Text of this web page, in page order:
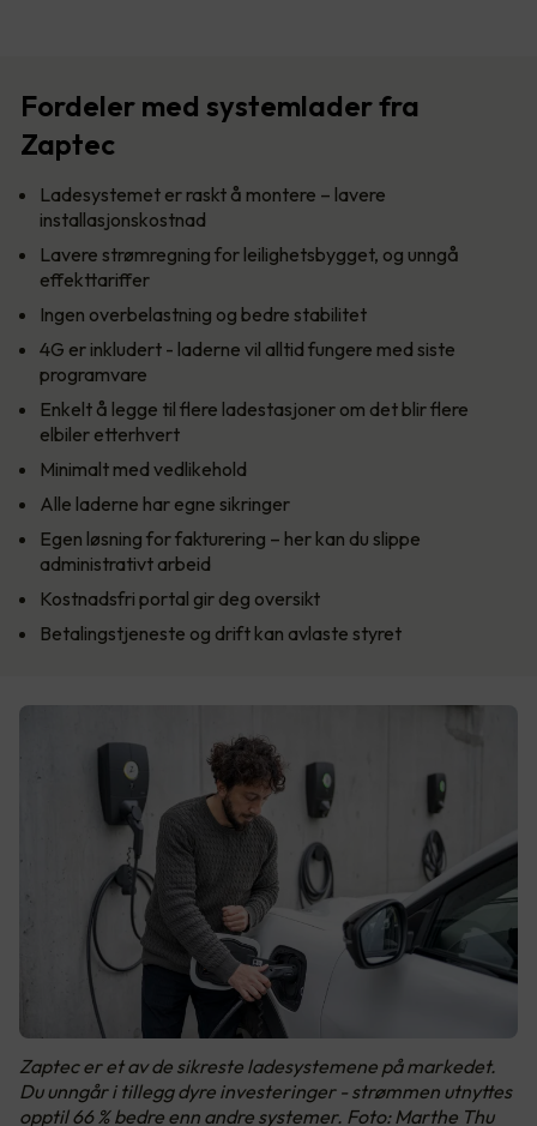
Fordeler med systemlader fra
Zaptec
Ladesystemet er raskt å montere – lavere
installasjonskostnad
Lavere strømregning for leilighetsbygget, og unngå
effekttariffer
Ingen overbelastning og bedre stabilitet
4G er inkludert - laderne vil alltid fungere med siste
programvare
Enkelt å legge til flere ladestasjoner om det blir flere
elbiler etterhvert
Minimalt med vedlikehold
Alle laderne har egne sikringer
Egen løsning for fakturering – her kan du slippe
administrativt arbeid
Kostnadsfri portal gir deg oversikt
Betalingstjeneste og drift kan avlaste styret
Zaptec er et av de sikreste ladesystemene på markedet.
Du unngår i tillegg dyre investeringer - strømmen utnyttes
opptil 66 % bedre enn andre systemer. Foto: Marthe Thu